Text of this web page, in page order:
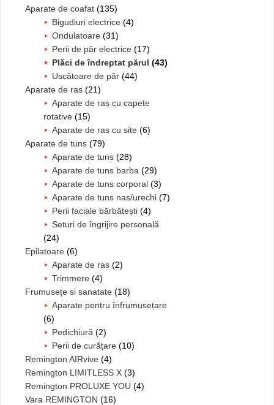
Aparate de coafat (135)
Bigudiuri electrice (4)
Ondulatoare (31)
Perii de păr electrice (17)
Plăci de îndreptat părul (43)
Uscătoare de păr (44)
Aparate de ras (21)
Aparate de ras cu capete
rotative (15)
Aparate de ras cu site (6)
Aparate de tuns (79)
Aparate de tuns (28)
Aparate de tuns barba (29)
Aparate de tuns corporal (3)
Aparate de tuns nas/urechi (7)
Perii faciale bărbătești (4)
Seturi de îngrijire personală
(24)
Epilatoare (6)
Aparate de ras (2)
Trimmere (4)
Frumusețe si sanatate (18)
Aparate pentru înfrumusețare
(6)
Pedichiură (2)
Perii de curățare (10)
Remington AIRvive (4)
Remington LIMITLESS X (3)
Remington PROLUXE YOU (4)
Vara REMINGTON (16)